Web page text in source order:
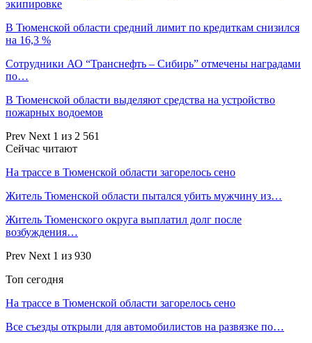
экипировке
В Тюменской области средний лимит по кредиткам снизился
на 16,3 %
Сотрудники АО “Транснефть – Сибирь” отмечены наградами
по…
В Тюменской области выделяют средства на устройство
пожарных водоемов
Prev Next 1 из 2 561
Сейчас читают
На трассе в Тюменской области загорелось сено
Житель Тюменской области пытался убить мужчину из…
Житель Тюменского округа выплатил долг после
возбуждения…
Prev Next 1 из 930
Топ сегодня
На трассе в Тюменской области загорелось сено
Все съезды открыли для автомобилистов на развязке по…